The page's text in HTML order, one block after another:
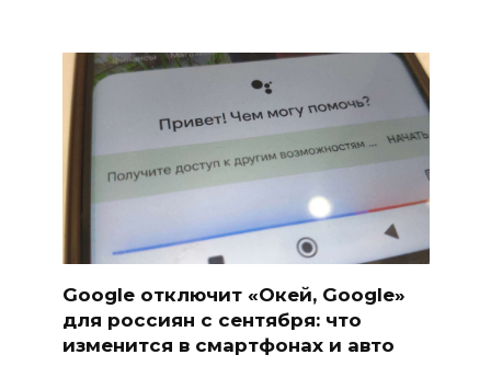
Google отключит «Окей, Google»
для россиян с сентября: что
изменится в смартфонах и авто